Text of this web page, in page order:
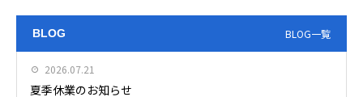
BLOG BLOG一覧
2026.07.21
夏季休業のお知らせ